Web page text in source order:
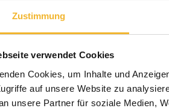
Zustimmung
verwendet Cookies
Cookies, um Inhalte und
auf unsere Website zu
unsere Partner für soziale Medien,